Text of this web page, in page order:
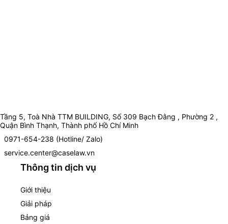
Tầng 5, Toà Nhà TTM BUILDING, Số 309 Bạch Đằng , Phường 2 ,
Quận Bình Thạnh, Thành phố Hồ Chí Minh
0971-654-238 (Hotline/ Zalo)
service.center@caselaw.vn
Thông tin dịch vụ
Giới thiệu
Giải pháp
Bảng giá